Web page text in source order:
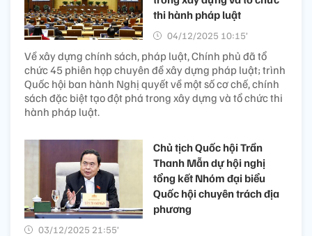
thi hành pháp luật
04/12/2025 10:15’
Về xây dựng chính sách, pháp luật, Chính phủ đã tổ
chức 45 phiên họp chuyên đề xây dựng pháp luật; trình
Quốc hội ban hành Nghị quyết về một số cơ chế, chính
sách đặc biệt tạo đột phá trong xây dựng và tổ chức thi
hành pháp luật.
Chủ tịch Quốc hội Trần
Thanh Mẫn dự hội nghị
tổng kết Nhóm đại biểu
Quốc hội chuyên trách địa
phương
03/12/2025 21:55’